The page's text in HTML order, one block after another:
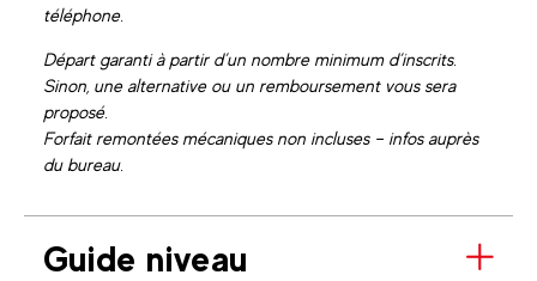
téléphone.
Départ garanti à partir d’un nombre minimum d’inscrits.
Sinon, une alternative ou un remboursement vous sera
proposé.
Forfait remontées mécaniques non incluses – infos auprès
du bureau.
Guide niveau